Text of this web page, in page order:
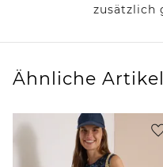
zusätzlich
Ähnliche Artikel